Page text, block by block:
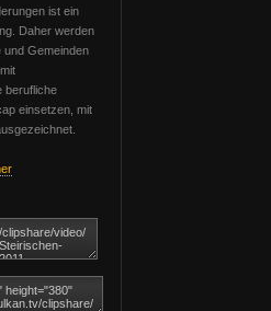
ist ein
Daher werden
und Gemeinden
berufliche
einsetzen, mit